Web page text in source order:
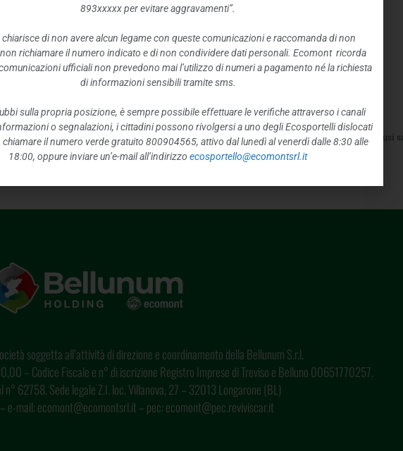
Ecocentri Cadore chiusi
soggetta all’attività di direzione e coordinamento della Bellunum S.r.l.
– Codice Fiscale e n° di iscrizione Registro Imprese di Treviso e Belluno 00651770257.
n° 62758. Sede legale Z.I. loc. Villanova, 27 – 32013 Longarone (BL)
e-mail: ecomont@ecomontsrl.it – pec: ecomont@pec.reviviscar.it
893xxxxx per evitare aggravamenti”.
chiarisce di non avere alcun legame con queste comunicazioni e raccomanda di non
richiamare il numero indicato e di non condividere dati personali. Ecomont ricorda
ufficiali non prevedono mai l’utilizzo di numeri a pagamento né la richiesta
di informazioni sensibili tramite sms.
sulla propria posizione, è sempre possibile effettuare le verifiche attraverso i canali
o segnalazioni, i cittadini possono rivolgersi a uno degli Ecosportelli dislocati
il numero verde gratuito 800904565, attivo dal lunedì al venerdì dalle 8:30 alle
18:00, oppure inviare un’e-mail all’indirizzo ecosportello@ecomontsrl.it